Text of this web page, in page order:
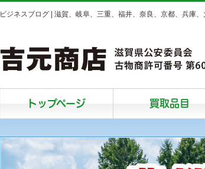
ビジネスブログ | 滋賀、岐阜、三重、福井、奈良、京都、兵庫
トップページ 買取品目